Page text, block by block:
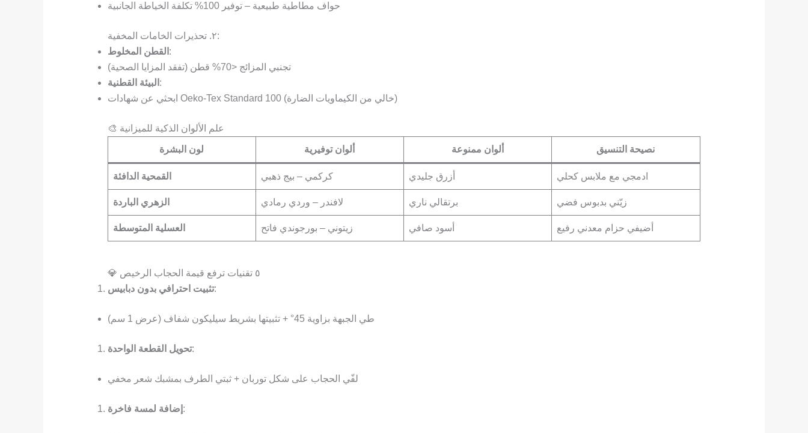
حواف مطاطية طبيعية – توفير 100% تكلفة الخياطة الجانبية
٢. تحذيرات الخامات المخفية:
القطن المخلوط :
تجنبي المزائج <70% قطن (تفقد المزايا الصحية)
البيئة القطنية :
ابحثي عن شهادات Oeko-Tex Standard 100 (خالي من الكيماويات الضارة)
🎨 علم الألوان الذكية للميزانية
لون البشرة ألوان توفيرية ألوان ممنوعة نصيحة التنسيق
القمحية الدافئة كركمي – بيج ذهبي أزرق جليدي ادمجي مع ملابس كحلي
الزهري الباردة لافندر – وردي رمادي برتقالي ناري زيّني بدبوس فضي
العسلية المتوسطة زيتوني – بورجوندي فاتح أسود صافي أضيفي حزام معدني رفيع
💎 ٥ تقنيات ترفع قيمة الحجاب الرخيص
تثبيت احترافي بدون دبابيس:
طي الجبهة بزاوية 45° + تثبيتها بشريط سيليكون شفاف (عرض 1 سم)
تحويل القطعة الواحدة:
لفّي الحجاب على شكل توربان + ثبتي الطرف بمشبك شعر مخفي
إضافة لمسة فاخرة: